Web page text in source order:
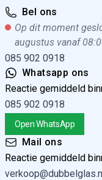
Bel ons
Op dit moment
augustus vanaf
085 902 0918
Whatsapp ons
Reactie gemiddeld
085 902 0918
Open WhatsApp
Mail ons
Reactie gemiddeld